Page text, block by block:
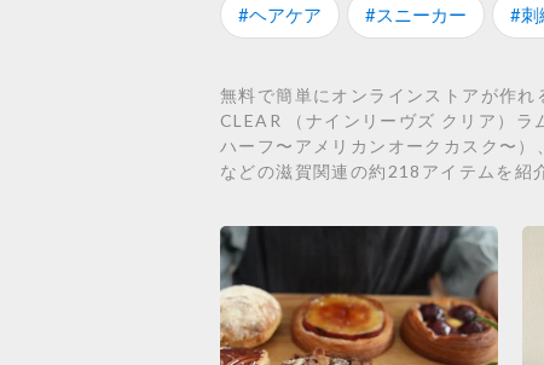
#ヘアケア #スニーカー #刺
無料で簡単にオンラインストアが作
CLEAR （ナインリーヴズ クリア）
ハーフ〜アメリカンオークカスク〜
などの滋賀関連の約218アイテムを紹